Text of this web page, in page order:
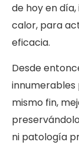
de hoy en
calor, para
eficacia.
Desde
mismo fin,
ni patología